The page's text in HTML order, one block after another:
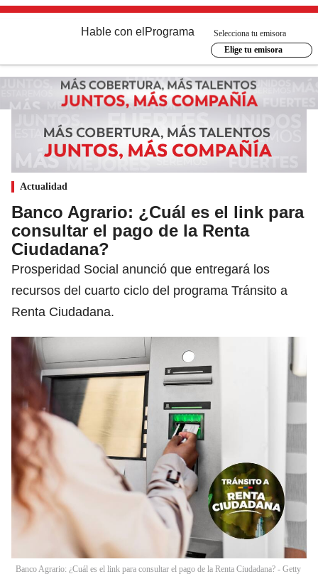
Hable con el Programa
Selecciona tu emisora
Elige tu emisora
Actualidad
Banco Agrario: ¿Cuál es el link para
consultar el pago de la Renta
Ciudadana?
Prosperidad Social anunció que entregará los
recursos del cuarto ciclo del programa Tránsito a
Renta Ciudadana.
Banco Agrario: ¿Cuál es el link para consultar el pago de la Renta Ciudadana? - Getty